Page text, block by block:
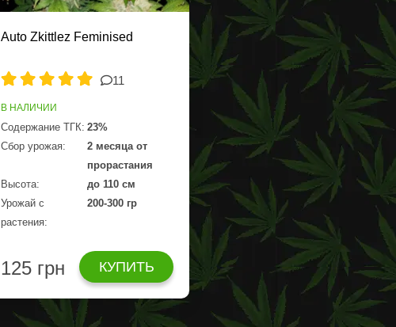
Auto Zkittlez Feminised
11
В НАЛИЧИИ
Содержание ТГК: 23%
Сбор урожая:
2 месяца от
прорастания
Высота:
до 110 см
Урожай с
растения:
200-300 гр
125 грн КУПИТЬ